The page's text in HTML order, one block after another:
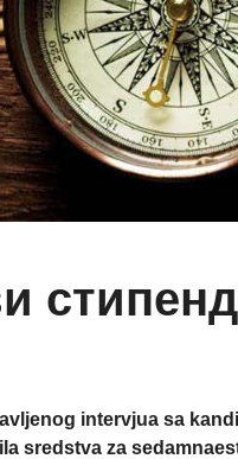
intervjua sa
sredstva za